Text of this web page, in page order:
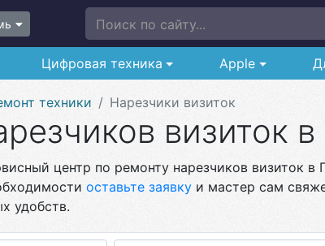
Поиск по сайту...
Цифровая техника Apple
техники Нарезчики визиток
визиток
центр по ремонту нарезчиков визиток
оставьте заявку и мастер сам
удобств.